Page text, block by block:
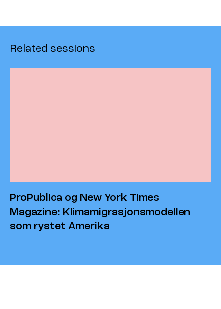
Related sessions
ProPublica og New York Times
Magazine: Klimamigrasjonsmodellen
som rystet Amerika